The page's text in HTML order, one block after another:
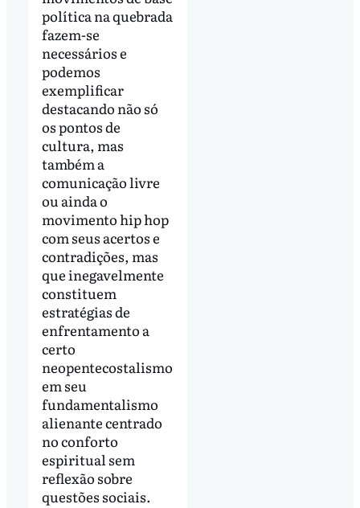
política na quebrada
fazem-se
necessários e
podemos
exemplificar
destacando não só
os pontos de
cultura, mas
também a
comunicação livre
ou ainda o
movimento hip hop
com seus acertos e
contradições, mas
que inegavelmente
constituem
estratégias de
enfrentamento a
certo
neopentecostalismo
em seu
fundamentalismo
alienante centrado
no conforto
espiritual sem
reflexão sobre
questões sociais.